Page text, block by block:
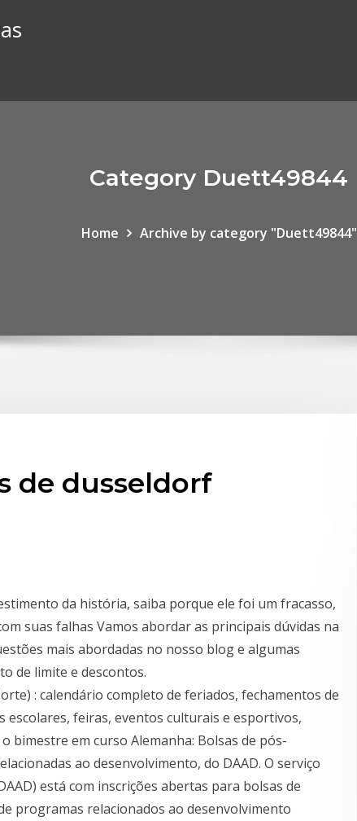
Category Duett49844
Home Archive by category "Duett49844"
de dusseldorf
da história, saiba porque ele foi um fracasso,
suas falhas Vamos abordar as principais dúvidas na
mais abordadas no nosso blog e algumas
de limite e descontos.
: calendário completo de feriados, fechamentos de
escolares, feiras, eventos culturais e esportivos,
bimestre em curso Alemanha: Bolsas de pós-
ao desenvolvimento, do DAAD. O serviço
está com inscrições abertas para bolsas de
programas relacionados ao desenvolvimento